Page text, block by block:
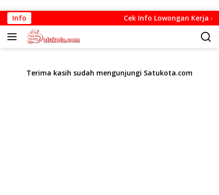
Langsung
ke
konten
Info Cek Info Lowongan Kerja di
Terima kasih sudah mengunjungi Satukota.com